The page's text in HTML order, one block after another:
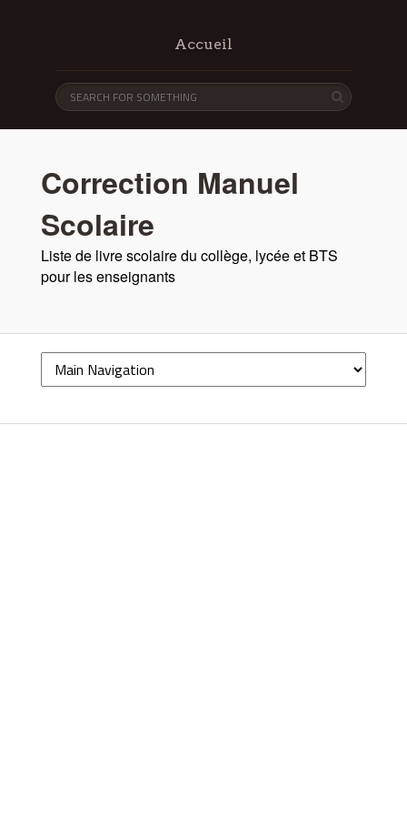
Accueil
Correction Manuel
Scolaire
Liste de livre scolaire du collège, lycée et BTS
pour les enseignants